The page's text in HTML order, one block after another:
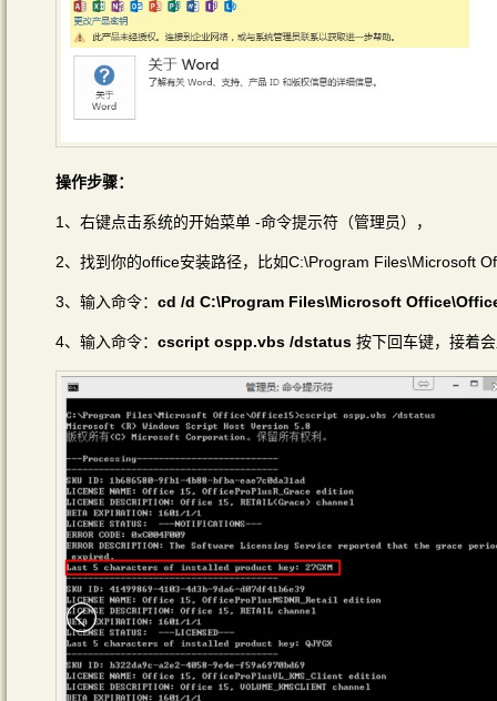
操作步骤：
1、右键点击系统的开始菜单 -命令提示符（管理员），
2、找到你的office安装路径，比如C:\Program Files\Microsoft
3、输入命令： cd /d C:\Program Files\Microsoft
4、输入命令： cscript ospp.vbs /dstatus 按下回车键，接着